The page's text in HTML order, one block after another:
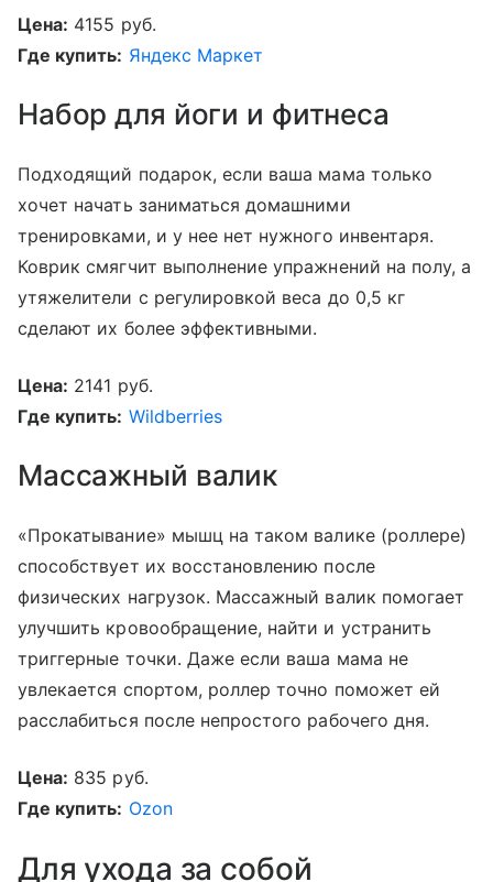
Цена: 4155 руб.
Где купить: Яндекс Маркет
Набор для йоги и фитнеса
Подходящий подарок, если ваша мама только
хочет начать заниматься домашними
тренировками, и у нее нет нужного инвентаря.
Коврик смягчит выполнение упражнений на полу, а
утяжелители с регулировкой веса до 0,5 кг
сделают их более эффективными.
Цена: 2141 руб.
Где купить: Wildberries
Массажный валик
«Прокатывание» мышц на таком валике (роллере)
способствует их восстановлению после
физических нагрузок. Массажный валик помогает
улучшить кровообращение, найти и устранить
триггерные точки. Даже если ваша мама не
увлекается спортом, роллер точно поможет ей
расслабиться после непростого рабочего дня.
Цена: 835 руб.
Где купить: Ozon
Для ухода за собой